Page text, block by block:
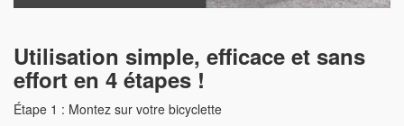
Utilisation simple, efficace et sans
effort en 4 étapes !
Étape 1 : Montez sur votre bicyclette